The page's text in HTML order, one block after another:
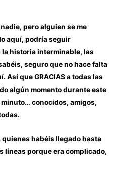
pero alguien se me
aquí, podría seguir
historia interminable, las
seguro que no hace falta
Así que GRACIAS a todas las
algún momento durante este
conocidos, amigos,
quienes habéis llegado hasta
líneas porque era complicado,